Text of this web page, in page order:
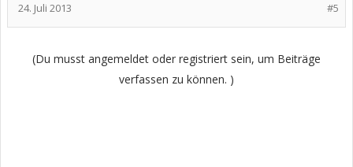
#5
24. Juli 2013
(Du musst angemeldet oder registriert sein, um Beiträge
verfassen zu können. )